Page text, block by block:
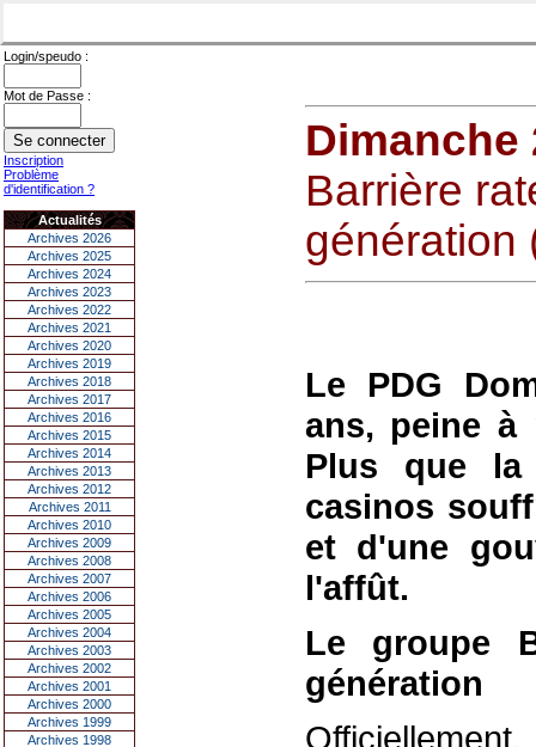
Login/speudo :
Mot de Passe :
Inscription
Problème
d'identification ?
Actualités
Archives 2026
Archives 2025
Archives 2024
Archives 2023
Archives 2022
Archives 2021
Archives 2020
Archives 2019
Archives 2018
Archives 2017
Archives 2016
Archives 2015
Archives 2014
Archives 2013
Archives 2012
Archives 2011
Archives 2010
Archives 2009
Archives 2008
Archives 2007
Archives 2006
Archives 2005
Archives 2004
Archives 2003
Archives 2002
Archives 2001
Archives 2000
Archives 1999
Archives 1998
Dimanche
Barrière
génération
Le PDG
ans, peine à
Plus que
casinos
et d'une
l'affût.
Le groupe
génération